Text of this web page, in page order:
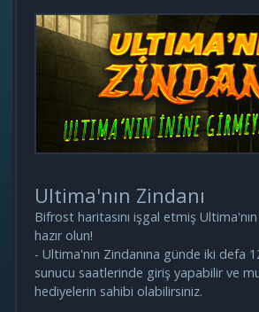
Ultima'nın Zindanı
Bifrost haritasını işgal etmiş
hazır olun!
- Ultima'nın Zindanına günde iki defa
sunucu saatlerinde giriş yapabilir ve
hediyelerin sahibi olabilirsiniz.​​